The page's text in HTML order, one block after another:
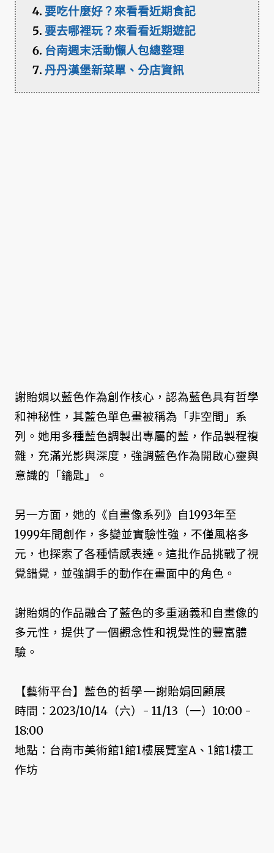
要吃什麼好？來看看近期食記
要去哪裡玩？來看看近期遊記
台南週末活動懶人包總整理
丹丹漢堡新菜單、分店資訊
謝貽娟以藍色作為創作核心，認為藍色具有哲學
和神秘性，其藍色單色畫被稱為「非空間」系
列。她用多種藍色調製出專屬的藍，作品製程複
雜，充滿光影與深度，強調藍色作為開啟心靈與
意識的「鑰匙」。
另一方面，她的《自畫像系列》自1993年至
1999年間創作，多變並實驗性強，不僅風格多
元，也探索了各種情感表達。這批作品挑戰了視
覺錯覺，並強調手的動作在畫面中的角色。
謝貽娟的作品融合了藍色的多重涵義和自畫像的
多元性，提供了一個觀念性和視覺性的豐富體
驗。
【藝術平台】藍色的哲學—謝貽娟回顧展
時間：2023/10/14（六）- 11/13（一）10:00 -
18:00
地點：台南市美術館1館1樓展覽室A、1館1樓工
作坊